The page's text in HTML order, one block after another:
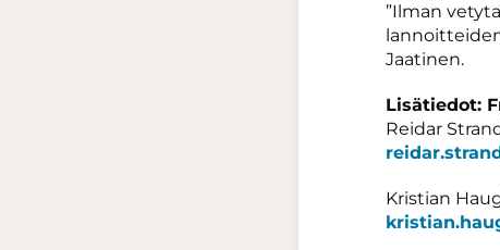
”Ilman
Jaatinen.
Lisätiedot:
Reidar
Kristian